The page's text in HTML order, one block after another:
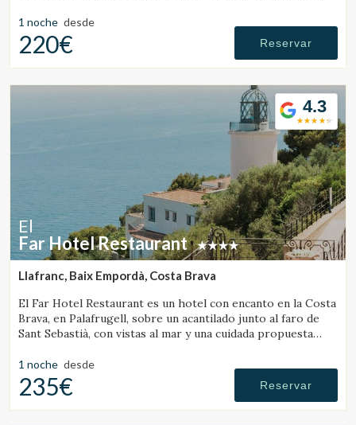
1 noche desde
220€ Reservar
4.3
El
Far Hotel Restaurant
Llafranc, Baix Empordà, Costa Brava
El Far Hotel Restaurant es un hotel con encanto en la Costa
Brava, en Palafrugell, sobre un acantilado junto al faro de
Sant Sebastià, con vistas al mar y una cuidada propuesta
1 noche desde
235€ Reservar